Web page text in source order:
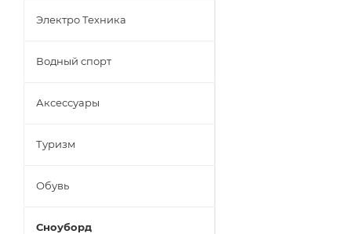
Электро Техника
Водный спорт
Аксессуары
Туризм
Обувь
Сноуборд